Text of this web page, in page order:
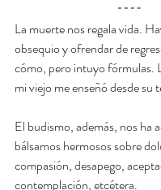
La muerte nos regala vida.
obsequio y ofrendar de
cómo, pero intuyo fórmulas.
mi viejo me enseñó desde su
El budismo, además, nos ha
bálsamos hermosos sobre
compasión, desapego,
contemplación, etcétera.